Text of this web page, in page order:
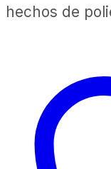
hechos de